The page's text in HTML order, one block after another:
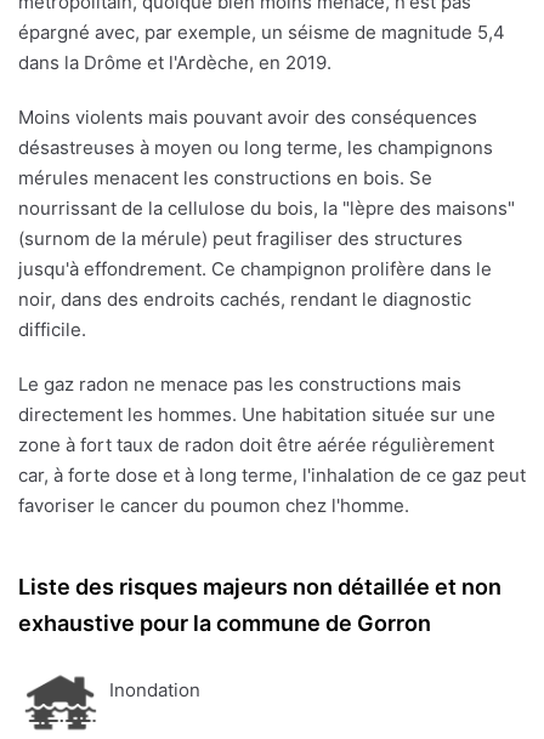
épargné avec, par exemple, un séisme de magnitude 5,4
dans la Drôme et l'Ardèche, en 2019.
Moins violents mais pouvant avoir des conséquences
désastreuses à moyen ou long terme, les champignons
mérules menacent les constructions en bois. Se
nourrissant de la cellulose du bois, la "lèpre des maisons"
(surnom de la mérule) peut fragiliser des structures
jusqu'à effondrement. Ce champignon prolifère dans le
noir, dans des endroits cachés, rendant le diagnostic
difficile.
Le gaz radon ne menace pas les constructions mais
directement les hommes. Une habitation située sur une
zone à fort taux de radon doit être aérée régulièrement
car, à forte dose et à long terme, l'inhalation de ce gaz peut
favoriser le cancer du poumon chez l'homme.
Liste des risques majeurs non détaillée et non
exhaustive pour la commune de Gorron
Inondation